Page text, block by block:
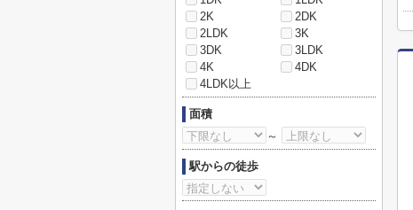
2K
2DK
2LDK
3K
3DK
3LDK
4K
4DK
4LDK以上
面積
～
駅からの徒歩